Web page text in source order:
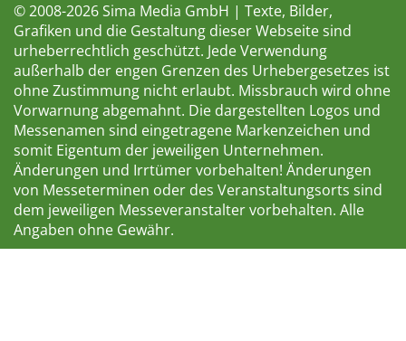
© 2008-2026 Sima Media GmbH | Texte, Bilder,
Grafiken und die Gestaltung dieser Webseite sind
urheberrechtlich geschützt. Jede Verwendung
außerhalb der engen Grenzen des Urhebergesetzes ist
ohne Zustimmung nicht erlaubt. Missbrauch wird ohne
Vorwarnung abgemahnt. Die dargestellten Logos und
Messenamen sind eingetragene Markenzeichen und
somit Eigentum der jeweiligen Unternehmen.
Änderungen und Irrtümer vorbehalten! Änderungen
von Messeterminen oder des Veranstaltungsorts sind
dem jeweiligen Messeveranstalter vorbehalten. Alle
Angaben ohne Gewähr.